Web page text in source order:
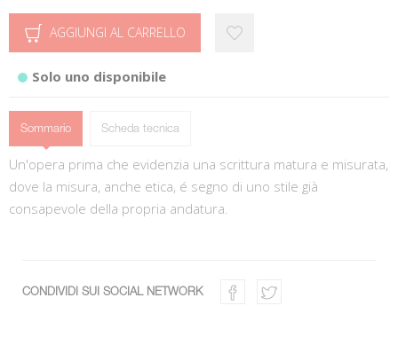
AGGIUNGI AL CARRELLO
Solo uno disponibile
Sommario Scheda tecnica
Un'opera prima che evidenzia una scrittura matura e misurata,
dove la misura, anche etica, é segno di uno stile già
consapevole della propria andatura.
CONDIVIDI SUI SOCIAL NETWORK